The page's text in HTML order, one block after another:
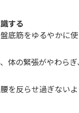
する
底筋をゆるやかに使
体の緊張がやわらぎ
を反らせ過ぎないよ